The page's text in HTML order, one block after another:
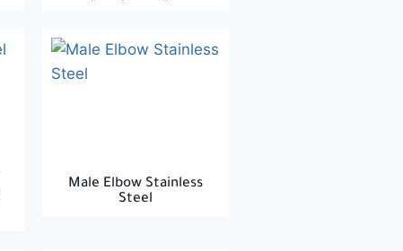
Male Elbow Stainless
Steel